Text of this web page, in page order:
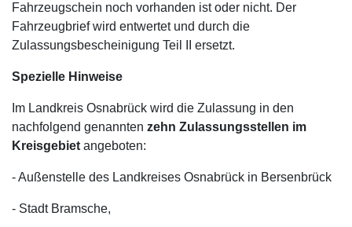
Fahrzeugschein noch vorhanden ist oder nicht. Der
Fahrzeugbrief wird entwertet und durch die
Zulassungsbescheinigung Teil II ersetzt.
Spezielle Hinweise
Im Landkreis Osnabrück wird die Zulassung in den
nachfolgend genannten zehn Zulassungsstellen im
Kreisgebiet angeboten:
- Außenstelle des Landkreises Osnabrück in Bersenbrück
- Stadt Bramsche,